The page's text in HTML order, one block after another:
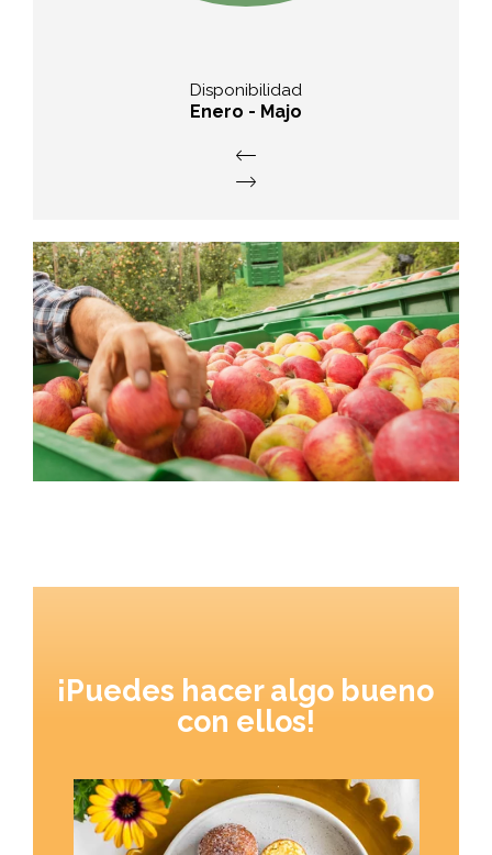
Disponibilidad
Enero - Majo
¡Puedes hacer algo bueno
con ellos!